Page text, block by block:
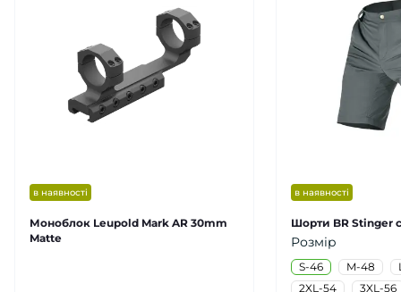
в наявності
Моноблок Leupold Mark AR 30mm
Matte
в наявності
Шорти BR Stinger
Розмір
S-46 M-48
2XL-54
3XL-56